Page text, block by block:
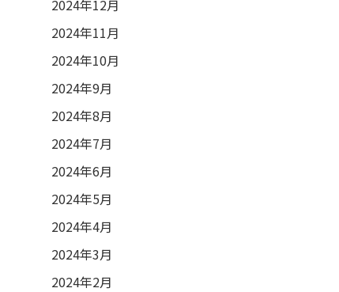
2024年12月
2024年11月
2024年10月
2024年9月
2024年8月
2024年7月
2024年6月
2024年5月
2024年4月
2024年3月
2024年2月